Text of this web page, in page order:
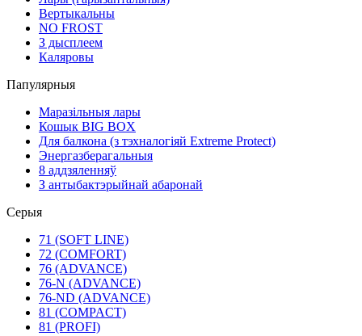
Вертыкальны
NO FROST
З дысплеем
Каляровы
Папулярныя
Маразільныя лары
Кошык BIG BOX
Для балкона (з тэхналогіяй Extreme Protect)
Энергазберагальныя
8 аддзяленняў
З антыбактэрыйнай абаронай
Серыя
71 (SOFT LINE)
72 (COMFORT)
76 (ADVANCE)
76-N (ADVANCE)
76-ND (ADVANCE)
81 (COMPACT)
81 (PROFI)